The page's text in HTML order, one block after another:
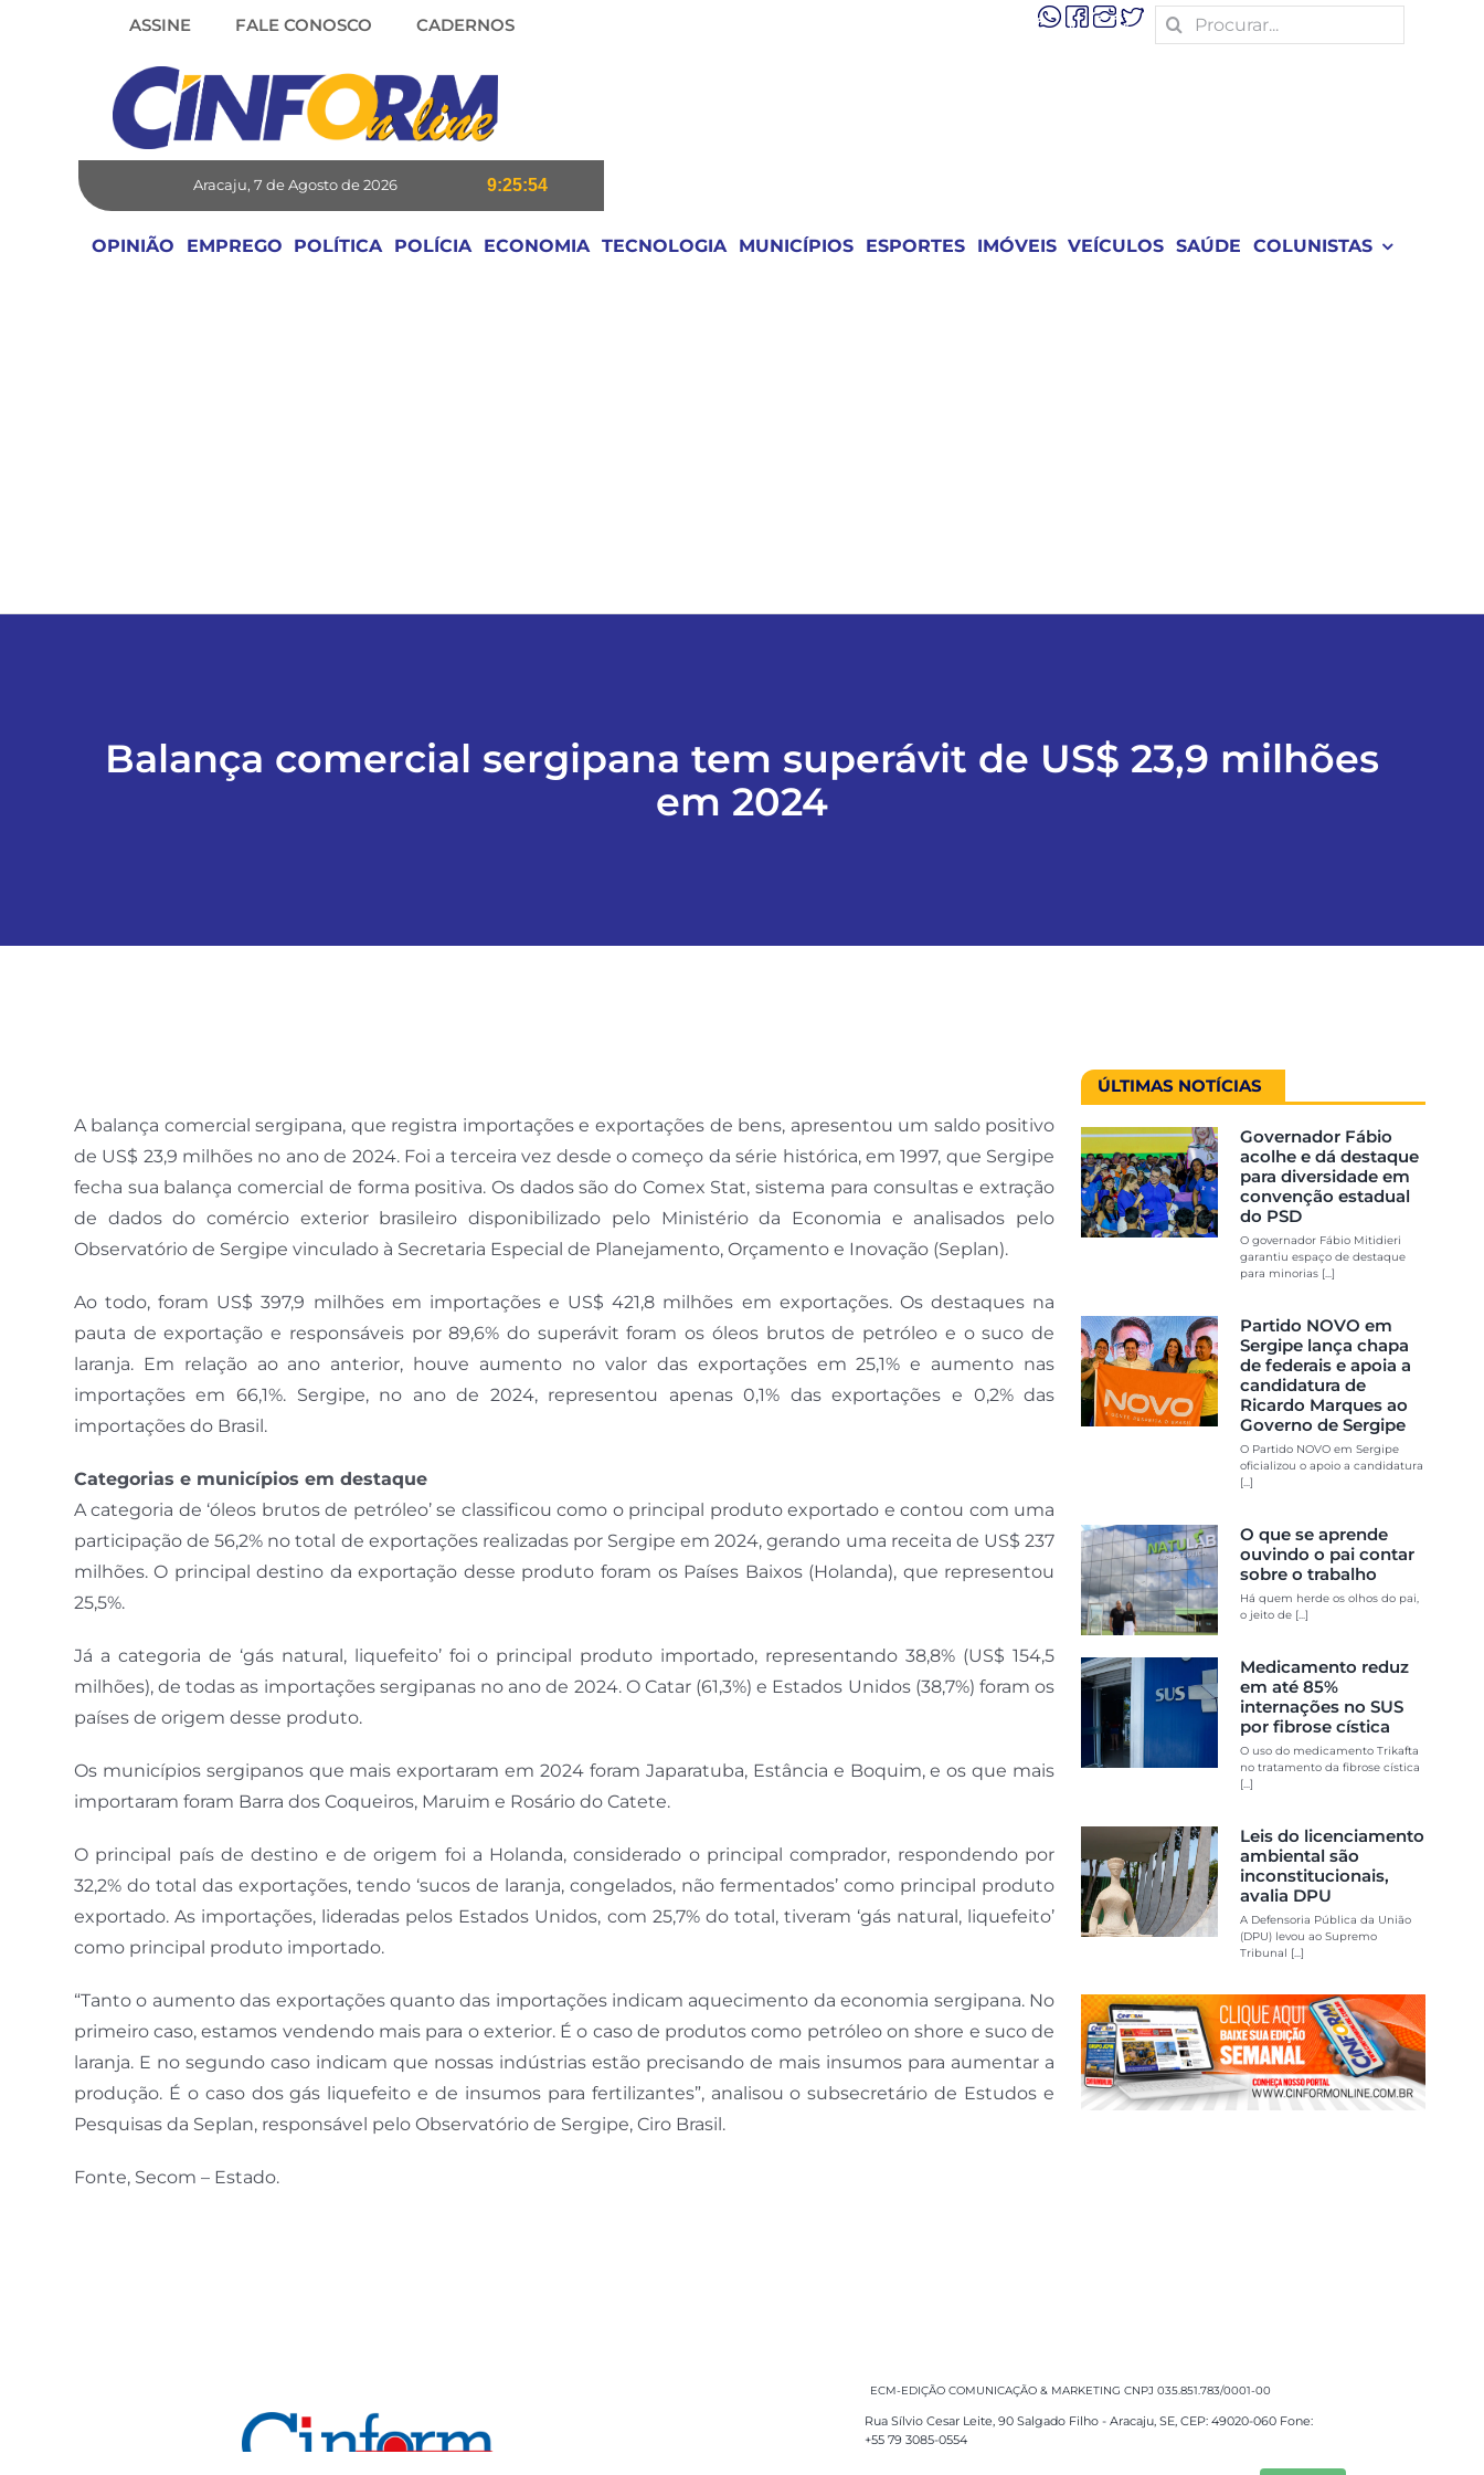
ASSINE FALE CONOSCO CADERNOS
Search
for:
Aracaju, 7 de Agosto de 2026 9:25:55
OPINIÃO EMPREGO POLÍTICA POLÍCIA ECONOMIA TECNOLOGIA MUNICÍPIOS ESPORTES IMÓVEIS VEÍCULOS SAÚDE COLUNISTAS
Balança comercial sergipana tem superávit de US$ 23,9 milhões
em 2024
A balança comercial sergipana, que registra importações e exportações de bens, apresentou um saldo positivo
de US$ 23,9 milhões no ano de 2024. Foi a terceira vez desde o começo da série histórica, em 1997, que Sergipe
fecha sua balança comercial de forma positiva. Os dados são do Comex Stat, sistema para consultas e extração
de dados do comércio exterior brasileiro disponibilizado pelo Ministério da Economia e analisados pelo
Observatório de Sergipe vinculado à Secretaria Especial de Planejamento, Orçamento e Inovação (Seplan).
Ao todo, foram US$ 397,9 milhões em importações e US$ 421,8 milhões em exportações. Os destaques na
pauta de exportação e responsáveis por 89,6% do superávit foram os óleos brutos de petróleo e o suco de
laranja. Em relação ao ano anterior, houve aumento no valor das exportações em 25,1% e aumento nas
importações em 66,1%. Sergipe, no ano de 2024, representou apenas 0,1% das exportações e 0,2% das
importações do Brasil.
Categorias e municípios em destaque
A categoria de ‘óleos brutos de petróleo’ se classificou como o principal produto exportado e contou com uma
participação de 56,2% no total de exportações realizadas por Sergipe em 2024, gerando uma receita de US$ 237
milhões. O principal destino da exportação desse produto foram os Países Baixos (Holanda), que representou
25,5%.
Já a categoria de ‘gás natural, liquefeito’ foi o principal produto importado, representando 38,8% (US$ 154,5
milhões), de todas as importações sergipanas no ano de 2024. O Catar (61,3%) e Estados Unidos (38,7%) foram os
países de origem desse produto.
Os municípios sergipanos que mais exportaram em 2024 foram Japaratuba, Estância e Boquim, e os que mais
importaram foram Barra dos Coqueiros, Maruim e Rosário do Catete.
O principal país de destino e de origem foi a Holanda, considerado o principal comprador, respondendo por
32,2% do total das exportações, tendo ‘sucos de laranja, congelados, não fermentados’ como principal produto
exportado. As importações, lideradas pelos Estados Unidos, com 25,7% do total, tiveram ‘gás natural, liquefeito’
como principal produto importado.
“Tanto o aumento das exportações quanto das importações indicam aquecimento da economia sergipana. No
primeiro caso, estamos vendendo mais para o exterior. É o caso de produtos como petróleo on shore e suco de
laranja. E no segundo caso indicam que nossas indústrias estão precisando de mais insumos para aumentar a
produção. É o caso dos gás liquefeito e de insumos para fertilizantes”, analisou o subsecretário de Estudos e
Pesquisas da Seplan, responsável pelo Observatório de Sergipe, Ciro Brasil.
Fonte, Secom – Estado.
ÚLTIMAS NOTÍCIAS
Governador Fábio
acolhe e dá destaque
para diversidade em
convenção estadual
do PSD
O governador Fábio Mitidieri
garantiu espaço de destaque
para minorias [...]
Partido NOVO em
Sergipe lança chapa
de federais e apoia a
candidatura de
Ricardo Marques ao
Governo de Sergipe
O Partido NOVO em Sergipe
oficializou o apoio a candidatura
[...]
O que se aprende
ouvindo o pai contar
sobre o trabalho
Há quem herde os olhos do pai,
o jeito de [...]
Medicamento reduz
em até 85%
internações no SUS
por fibrose cística
O uso do medicamento Trikafta
no tratamento da fibrose cística
[...]
Leis do licenciamento
ambiental são
inconstitucionais,
avalia DPU
A Defensoria Pública da União
(DPU) levou ao Supremo
Tribunal [...]
ECM-EDIÇÃO COMUNICAÇÃO & MARKETING CNPJ 035.851.783/0001-00
Rua Sílvio Cesar Leite, 90 Salgado Filho - Aracaju, SE, CEP: 49020-060 Fone:
+55 79 3085-0554